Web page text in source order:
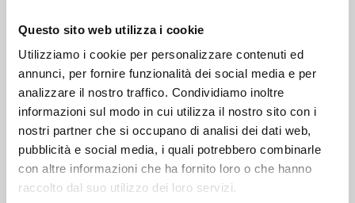
Questo sito web utilizza i cookie
Utilizziamo i cookie per personalizzare contenuti ed
annunci, per fornire funzionalità dei social media e per
analizzare il nostro traffico. Condividiamo inoltre
informazioni sul modo in cui utilizza il nostro sito con i
nostri partner che si occupano di analisi dei dati web,
pubblicità e social media, i quali potrebbero combinarle
con altre informazioni che ha fornito loro o che hanno
raccolto dal suo utilizzo dei loro servizi.
Altri volumi della serie